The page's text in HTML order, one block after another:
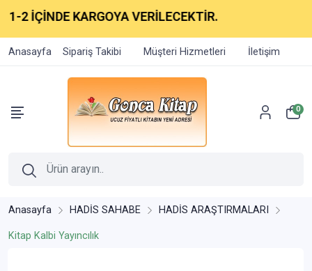
KARGOYA VERİLECEKTİR.
Anasayfa Sipariş Takibi Müşteri Hizmetleri İletişim
0
Anasayfa HADİS SAHABE HADİS ARAŞTIRMALARI
Kitap Kalbi Yayıncılık